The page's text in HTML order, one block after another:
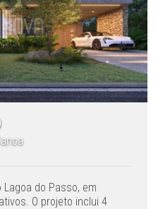
do Passo, em
O projeto inclui 4